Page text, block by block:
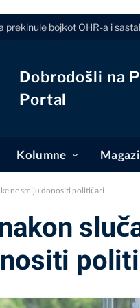
prekinule bojkot OHR-a i
Dobrodošli na
Portal
Kolumne
ne smiju donositi političari